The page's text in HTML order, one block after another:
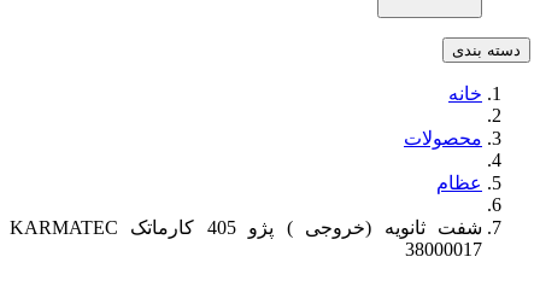
دسته بندی
خانه
محصولات
عظام
شفت ثانویه (خروجی ) پژو 405 کارماتک KARMATEC
38000017